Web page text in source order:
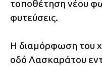
τοποθέτηση νέου
φυτεύσεις.
Η διαμόρφωση του
οδό Λασκαράτου